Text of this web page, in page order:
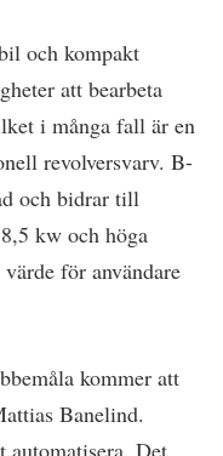
och kompakt
att bearbeta
i många fall är en
revolversvarv. B-
och bidrar till
kw och höga
för användare
kommer att
Banelind.
automatisera. Det